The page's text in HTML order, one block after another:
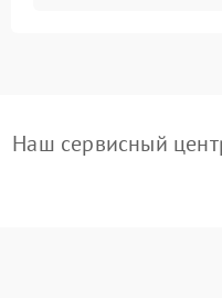
Наш сервисный